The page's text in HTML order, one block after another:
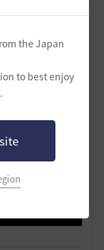
the Japan
to best enjoy
画 です！